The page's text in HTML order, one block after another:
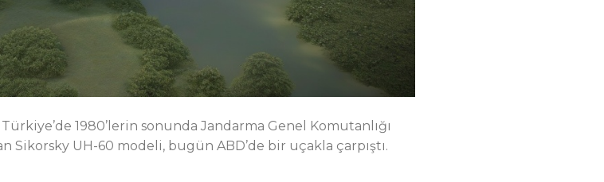
1980’lerin sonunda Jandarma Genel Komutanlığı
Sikorsky UH-60 modeli, bugün ABD’de bir uçakla çarpıştı.